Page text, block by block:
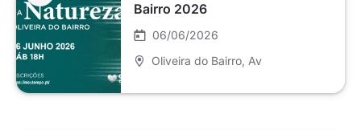
Bairro 2026
06/06/2026
Oliveira do Bairro , Av